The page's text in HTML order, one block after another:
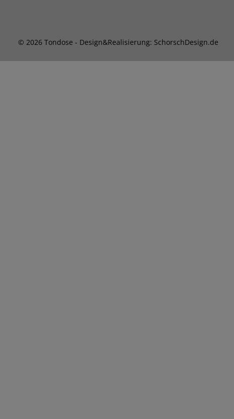
© 2026 Tondose - Design&Realisierung: SchorschDesign.de